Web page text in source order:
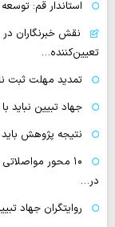
استاندار قم:
نقش خبرنگاران
تعیین‌کننده…
تمدید مهلت ثبت
جهاد تبیین نباید
نتیجه پژوهش باید
۱۰ محور
در…
روایتگران جهاد